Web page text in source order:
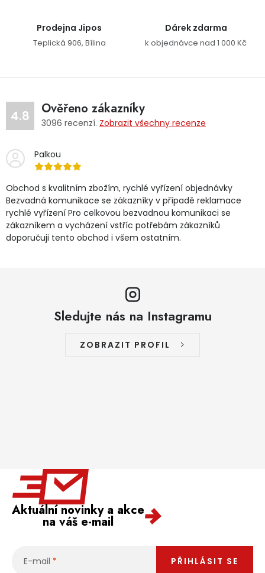
Prodejna Jipos
Teplická 906, Bílina
Dárek zdarma
k objednávce nad 1 000 Kč
4.8 Ověřeno zákazníky
3096 recenzí. Zobrazit všechny recenze
Palkou
Obchod s kvalitním zbožím, rychlé vyřízení objednávky
Bezvadná komunikace se zákazníky v případě reklamace
rychlé vyřízení Pro celkovou bezvadnou komunikaci se
zákazníkem a vycházení vstříc potřebám zákazníků
doporučuji tento obchod i všem ostatním.
Sledujte nás na Instagramu
ZOBRAZIT PROFIL
Aktuální novinky a akce
na váš e-mail
E-mail PŘIHLÁSIT SE